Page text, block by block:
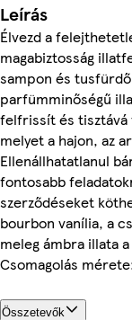
Leírás
Élvezd a
magabiztosság
sampon és
parfümminőségű
felfrissít és tisztává
melyet a hajon, az
Ellenállhatatlanul
fontosabb
szerződéseket
bourbon vanília, a
meleg ámbra illata
Csomagolás
Összetevők